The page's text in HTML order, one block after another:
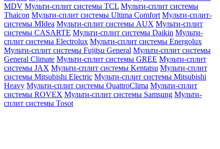
MDV Мульти-сплит системы TCL Мульти-сплит системы
Thaicon Мульти-сплит системы Ultima Comfort Мульти-сплит-
системы MIdea Мульти-сплит системы AUX Мульти-сплит
системы CASARTE Мульти-сплит системы Daikin Мульти-
сплит системы Electrolux Мульти-сплит системы Energolux
Мульти-сплит системы Fujitsu General Мульти-сплит системы
General Climate Мульти-сплит системы GREE Мульти-сплит
системы JAX Мульти-сплит системы Kentatsu Мульти-сплит
системы Mitsubishi Electric Мульти-сплит системы Mitsubishi
Heavy Мульти-сплит системы QuattroClima Мульти-сплит
системы ROVEX Мульти-сплит системы Samsung Мульти-
сплит системы Tosot